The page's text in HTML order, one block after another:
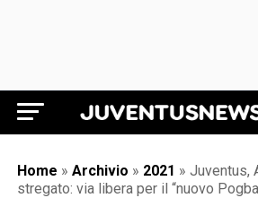
Juventus News
Home » Archivio » 2021 » Juventus,
stregato: via libera per il “nuovo